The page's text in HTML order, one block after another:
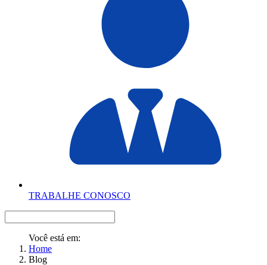
TRABALHE CONOSCO
Você está em:
Home
Blog